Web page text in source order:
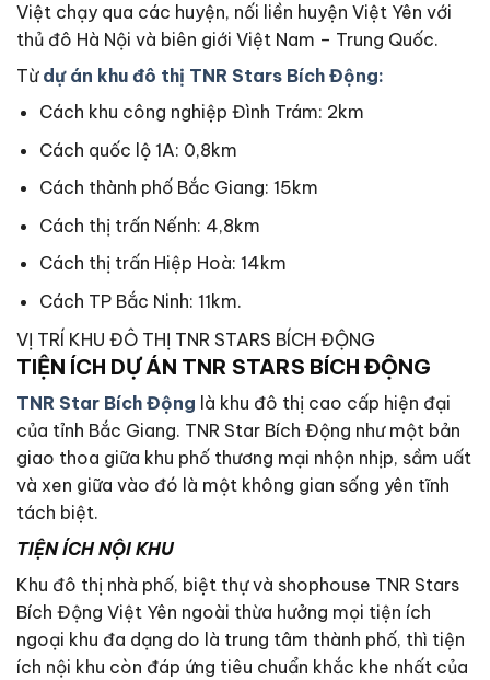
Việt chạy qua các huyện, nối liền huyện Việt Yên với
thủ đô Hà Nội và biên giới Việt Nam – Trung Quốc.
Từ dự án khu đô thị TNR Stars Bích Động:
Cách khu công nghiệp Đình Trám: 2km
Cách quốc lộ 1A: 0,8km
Cách thành phố Bắc Giang: 15km
Cách thị trấn Nếnh: 4,8km
Cách thị trấn Hiệp Hoà: 14km
Cách TP Bắc Ninh: 11km.
VỊ TRÍ KHU ĐÔ THỊ TNR STARS BÍCH ĐỘNG
TIỆN ÍCH DỰ ÁN TNR STARS BÍCH ĐỘNG
TNR Star Bích Động là khu đô thị cao cấp hiện đại
của tỉnh Bắc Giang. TNR Star Bích Động như một bản
giao thoa giữa khu phố thương mại nhộn nhịp, sầm uất
và xen giữa vào đó là một không gian sống yên tĩnh
tách biệt.
TIỆN ÍCH NỘI KHU
Khu đô thị nhà phố, biệt thự và shophouse TNR Stars
Bích Động Việt Yên ngoài thừa hưởng mọi tiện ích
ngoại khu đa dạng do là trung tâm thành phố, thì tiện
ích nội khu còn đáp ứng tiêu chuẩn khắc khe nhất của